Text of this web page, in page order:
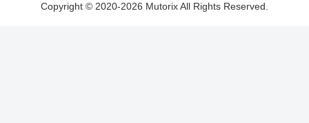
Copyright © 2020-2026 Mutorix All Rights Reserved.